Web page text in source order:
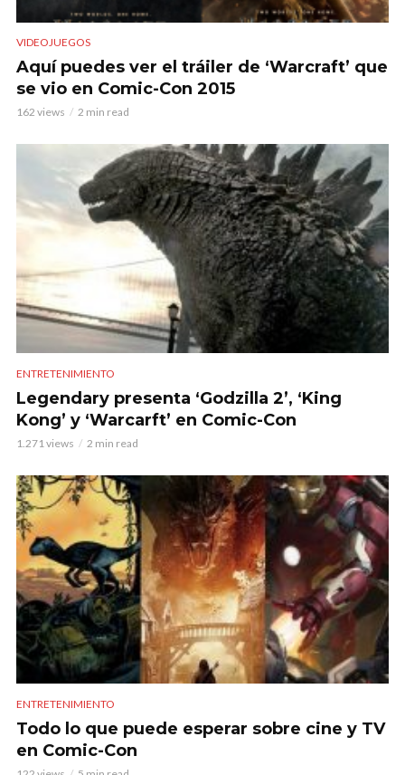
VIDEOJUEGOS
Aquí puedes ver el tráiler de ‘Warcraft’ que
se vio en Comic-Con 2015
162 views 2 min read
ENTRETENIMIENTO
Legendary presenta ‘Godzilla 2’, ‘King
Kong’ y ‘Warcarft’ en Comic-Con
1.271 views 2 min read
ENTRETENIMIENTO
Todo lo que puede esperar sobre cine y TV
en Comic-Con